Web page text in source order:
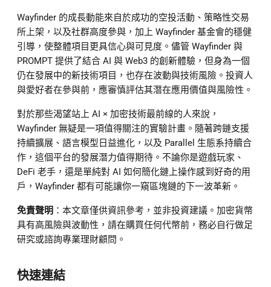
Wayfinder 的成長動能來自於成功的空投活動、策略性交易
所上架，以及社群高度參與，加上 Wayfinder 基金會的穩健
引導，使整體項目更具信心與可見度。儘管 Wayfinder 與
PROMPT 提供了結合 AI 與 Web3 的創新體驗，但身為一個
仍在發展中的新技術項目，也存在波動與技術風險。投資人
與愛好者在參與前，應審慎評估其潛在應用價值與風險性。
對於那些渴望站上 AI × 加密技術最前線的人來說，
Wayfinder 無疑是一項值得關注的實驗計畫。隨著跨鏈支援
持續擴展、語言模型日益進化，以及 Parallel 生態系持續合
作，這個平台的發展潛力值得期待。不論你是遊戲玩家、
DeFi 老手，還是單純對 AI 如何簡化鏈上操作感到好奇的用
戶，Wayfinder 都有可能讓你一窺區塊鏈的下一波革新。
免責聲明 ：本文章僅供資訊參考，並非投資建議。加密貨幣
具有高風險與波動性，請在購買任何代幣前，務必自行做足
研究或諮詢專業理財顧問。
快速連結